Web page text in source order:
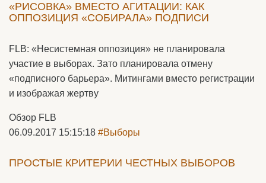
«РИСОВКА» ВМЕСТО АГИТАЦИИ: КАК
ОППОЗИЦИЯ «СОБИРАЛА» ПОДПИСИ
FLB: «Несистемная оппозиция» не планировала
участие в выборах. Зато планировала отмену
«подписного барьера». Митингами вместо регистрации
и изображая жертву
Обзор FLB
06.09.2017 15:15:18 #Выборы
ПРОСТЫЕ КРИТЕРИИ ЧЕСТНЫХ ВЫБОРОВ